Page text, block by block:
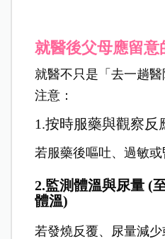
就醫後父母應留意
就醫不只是「去一趟
注意：
1.按時服藥與觀察反
若服藥後嘔吐、過敏或
2.監測體溫與尿量 (
體溫)
若發燒反覆、尿量減